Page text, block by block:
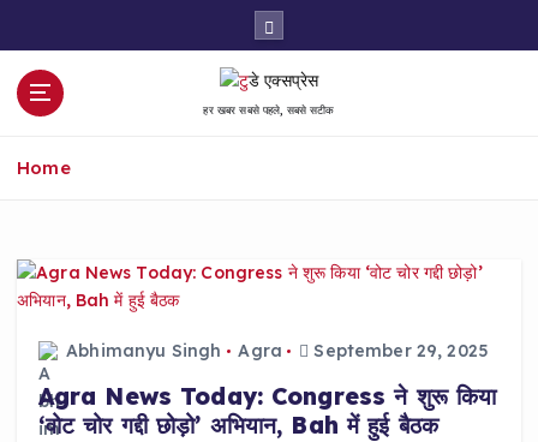
हर खबर सबसे पहले, सबसे सटीक
Home
Abhimanyu Singh Agra September 29, 2025
Agra News Today: Congress ने शुरू किया
‘वोट चोर गद्दी छोड़ो’ अभियान, Bah में हुई बैठक